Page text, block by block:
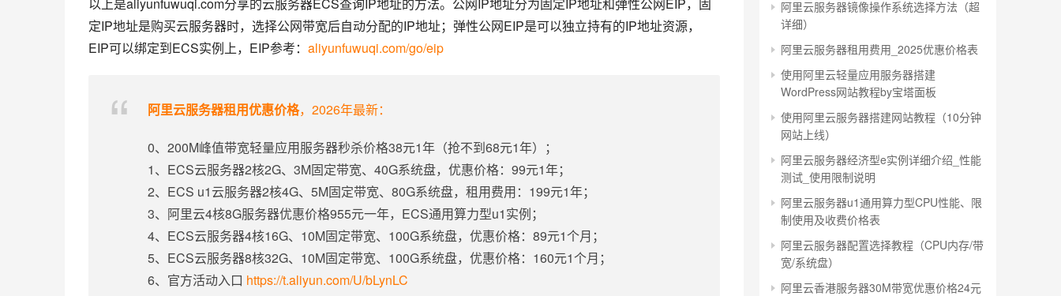
定IP地址是购买云服务器时，选择公网带宽后自动分配的IP地址；弹性公网EIP是可以独立持有的IP地址资源，
EIP可以绑定到ECS实例上，EIP参考： aliyunfuwuqi.com/go/eip
阿里云服务器租用优惠价格，2026年最新：
0、200M峰值带宽轻量应用服务器秒杀价格38元1年（抢不到68元1年）；
1、ECS云服务器2核2G、3M固定带宽、40G系统盘，优惠价格：99元1年；
2、ECS u1云服务器2核4G、5M固定带宽、80G系统盘，租用费用：199元1年；
3、阿里云4核8G服务器优惠价格955元一年，ECS通用算力型u1实例；
4、ECS云服务器4核16G、10M固定带宽、100G系统盘，优惠价格：89元1个月；
5、ECS云服务器8核32G、10M固定带宽、100G系统盘，优惠价格：160元1个月；
6、官方活动入口 https://t.aliyun.com/U/bLynLC
阿里云服务器镜像操作系统选择方法（超
详细）
阿里云服务器租用费用_2025优惠价格表
使用阿里云轻量应用服务器搭建
WordPress网站教程by宝塔面板
使用阿里云服务器搭建网站教程（10分钟
网站上线）
阿里云服务器经济型e实例详细介绍_性能
测试_使用限制说明
阿里云服务器u1通用算力型CPU性能、限
制使用及收费价格表
阿里云服务器配置选择教程（CPU内存/带
宽/系统盘）
阿里云香港服务器30M带宽优惠价格24元